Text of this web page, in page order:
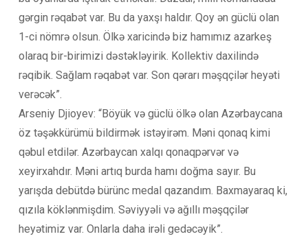
gərgin rəqabət var. Bu da yaxşı haldır. Qoy ən güclü olan
1-ci nömrə olsun. Ölkə xaricində biz hamımız azarkeş
olaraq bir-birimizi dəstəkləyirik. Kollektiv daxilində
rəqibik. Sağlam rəqabət var. Son qərarı məşqçilər heyəti
verəcək”.
Arseniy Djioyev: “Böyük və güclü ölkə olan Azərbaycana
öz təşəkkürümü bildirmək istəyirəm. Məni qonaq kimi
qəbul etdilər. Azərbaycan xalqı qonaqpərvər və
xeyirxahdır. Məni artıq burda hamı doğma sayır. Bu
yarışda debütdə bürünc medal qazandım. Baxmayaraq ki,
qızıla köklənmişdim. Səviyyəli və ağıllı məşqçilər
heyətimiz var. Onlarla daha irəli gedəcəyik”.